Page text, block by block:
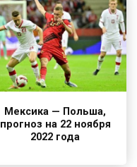
Мексика — Польша,
прогноз на 22 ноября
2022 года